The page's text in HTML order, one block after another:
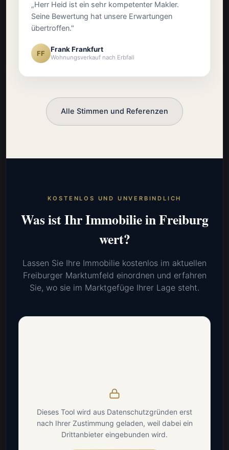
„Herr Heid ist ein sehr kompetenter Makler.
Seine Bewertung hat unsere Erwartungen
übertroffen."
FF Frank Frankfurt
Wohnungsverkauf nach Erbfall
Alle Stimmen und Referenzen
KOSTENLOS UND UNVERBINDLICH
Was ist Ihr Immobilie in Freiburg
wert?
Lassen Sie Ihre Immobilie kostenlos im aktuellen
Freiburger Marktumfeld einordnen und erfahren
Sie, wo sie im Marktgefüge Ihrer Lage steht.
Dieses Tool wird aus Datenschutzgründen erst
nach Ihrer Zustimmung geladen, weil dabei ein
Drittanbieter eingebunden wird.